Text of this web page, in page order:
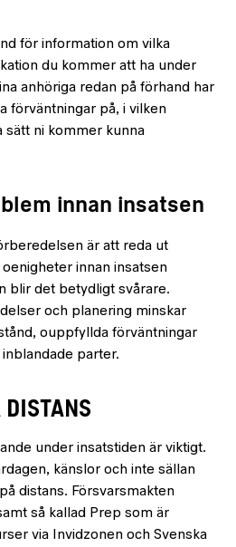
för information om vilka
du kommer att ha under
anhöriga redan på förhand har
förväntningar på, i vilken
sätt ni kommer kunna
innan insatsen
är att reda ut
innan insatsen
blir det betydligt svårare.
och planering minskar
ouppfyllda förväntningar
parter.
DISTANS
under insatstiden är viktigt.
känslor och inte sällan
distans. Försvarsmakten
så kallad Prep som är
via Invidzonen och Svenska